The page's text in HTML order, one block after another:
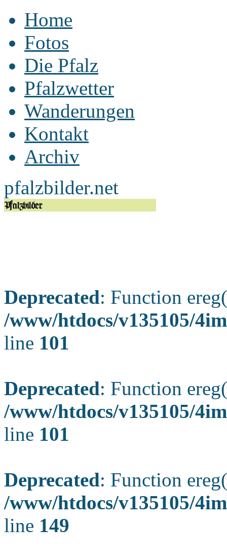
Home
Fotos
Die Pfalz
Pfalzwetter
Wanderungen
Kontakt
Archiv
pfalzbilder.net
Deprecated: Function
/www/htdocs/v135105/
line 101
Deprecated: Function
/www/htdocs/v135105/
line 101
Deprecated: Function
/www/htdocs/v135105/
line 149